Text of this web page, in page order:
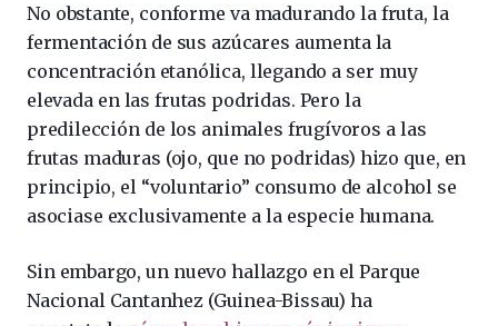
No obstante, conforme va madurando la fruta, la
fermentación de sus azúcares aumenta la
concentración etanólica, llegando a ser muy
elevada en las frutas podridas. Pero la
predilección de los animales frugívoros a las
frutas maduras (ojo, que no podridas) hizo que, en
principio, el “voluntario” consumo de alcohol se
asociase exclusivamente a la especie humana.
Sin embargo, un nuevo hallazgo en el Parque
Nacional Cantanhez (Guinea-Bissau) ha